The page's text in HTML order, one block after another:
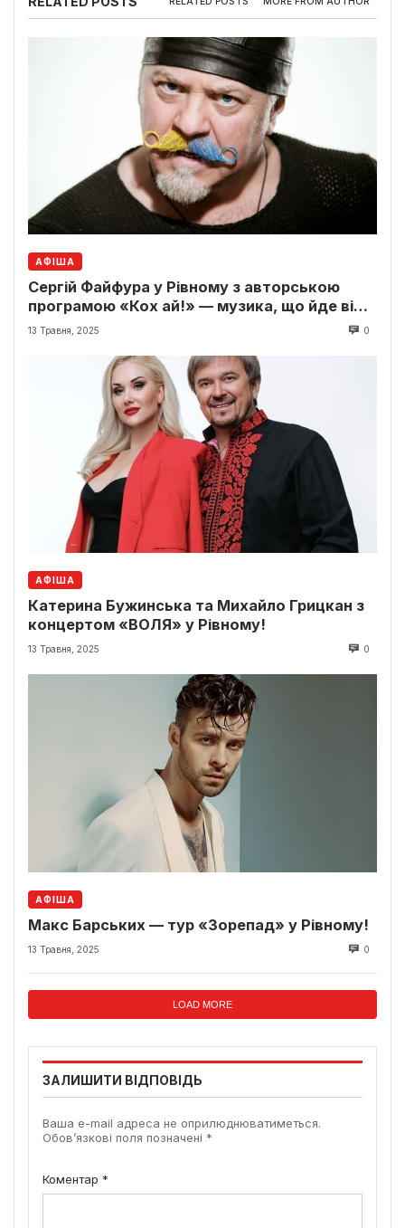
АФІША
Сергій Файфура у Рівному з авторською
програмою «Кох ай!» — музика, що йде від
серця
13 Травня, 2025 0
АФІША
Катерина Бужинська та Михайло Грицкан з
концертом «ВОЛЯ» у Рівному!
13 Травня, 2025 0
АФІША
Макс Барських — тур «Зорепад» у Рівному!
13 Травня, 2025 0
LOAD MORE
ЗАЛИШИТИ ВІДПОВІДЬ
Ваша e-mail адреса не оприлюднюватиметься.
Обов’язкові поля позначені *
Коментар *